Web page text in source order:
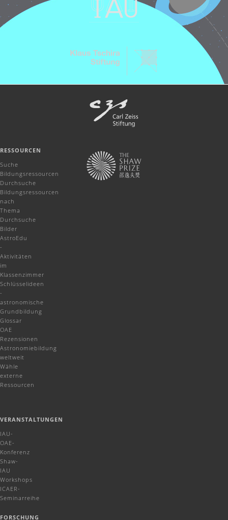
RESSOURCEN
Suche
Bildungsressourcen
Durchsuche
Bildungsressourcen
nach
Thema
Durchsuche
Bilder
AstroEdu
-
Aktivitäten
im
Klassenzimmer
Schlüsselideen
-
astronomische
Grundbildung
Glossar
OAE
Rezensionen
Astronomiebildung
weltweit
Wähle
externe
Ressourcen
VERANSTALTUNGEN
IAU-
OAE-
Konferenz
Shaw-
IAU
Workshops
ICAER-
Seminarreihe
FORSCHUNG